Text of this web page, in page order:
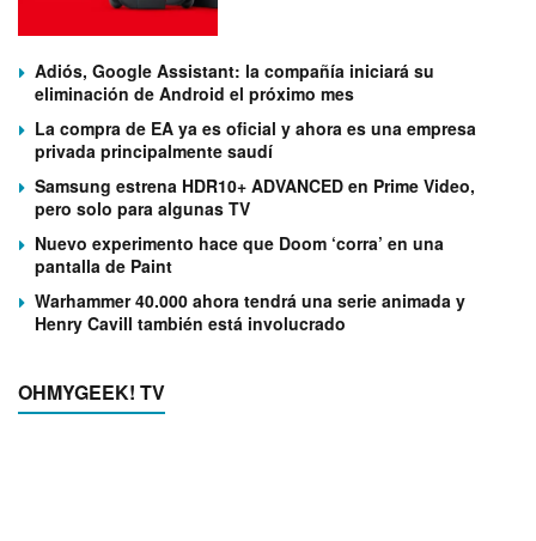
Adiós, Google Assistant: la compañía iniciará su
eliminación de Android el próximo mes
La compra de EA ya es oficial y ahora es una empresa
privada principalmente saudí
Samsung estrena HDR10+ ADVANCED en Prime Video,
pero solo para algunas TV
Nuevo experimento hace que Doom ‘corra’ en una
pantalla de Paint
Warhammer 40.000 ahora tendrá una serie animada y
Henry Cavill también está involucrado
OHMYGEEK! TV